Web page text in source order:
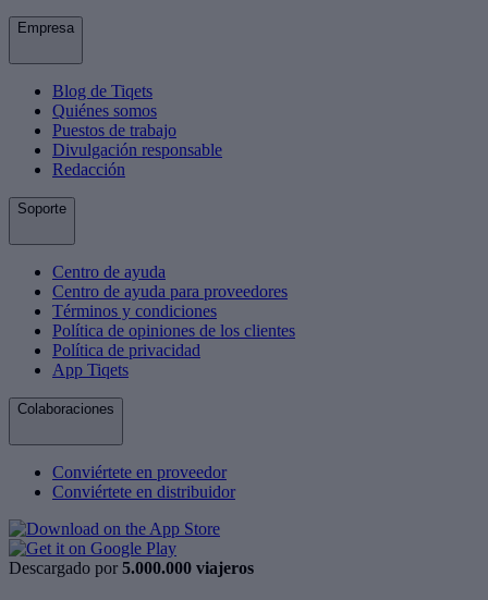
Empresa
Blog de Tiqets
Quiénes somos
Puestos de trabajo
Divulgación responsable
Redacción
Soporte
Centro de ayuda
Centro de ayuda para proveedores
Términos y condiciones
Política de opiniones de los clientes
Política de privacidad
App Tiqets
Colaboraciones
Conviértete en proveedor
Conviértete en distribuidor
Descargado por 5.000.000 viajeros